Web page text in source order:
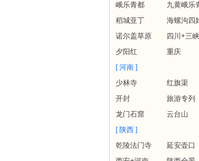
峨乐青都
九黄峨乐
稻城亚丁
海螺沟四
诺尔盖草原
四川+三峡
夕阳红
重庆
[ 河南 ]
少林寺
红旗渠
开封
旅游专列
龙门石窟
云台山
[ 陕西 ]
乾陵法门寺
延安壶口